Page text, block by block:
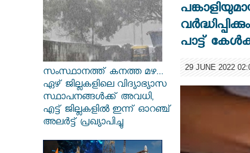
സംസ്ഥാനത്ത് കനത്ത മഴ...
ഏഴ് ജില്ലകളിലെ വിദ്യാഭ്യാസ
സ്ഥാപനങ്ങൾക്ക് അവധി,
എട്ട് ജില്ലകളിൽ ഇന്ന് ഓറഞ്ച്
അലർട്ട് പ്രഖ്യാപിച്ചു
പാട്ട്
29 JUNE 2022